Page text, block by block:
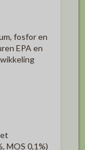
fosfor en
EPA en
MOS 0,1%)